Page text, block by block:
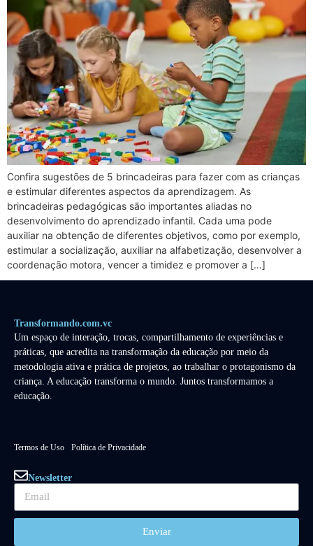
Confira sugestões de 5 brincadeiras para fazer com as crianças
e estimular diferentes aspectos da aprendizagem. As
brincadeiras pedagógicas são importantes aliadas no
desenvolvimento do aprendizado infantil. Cada uma pode
auxiliar na obtenção de diferentes objetivos, como por exemplo,
estimular a socialização, auxiliar na alfabetização, desenvolver a
coordenação motora, vencer a timidez e promover a […]
Transformando.com.vc
Um espaço de interação, trocas, compartilhamento de experiências e
práticas, que acredita na transformação da educação por meio da
metodologia ativa e prática de projetos, ao trabalhar o protagonismo da
criança. A educação transforma o mundo. Juntos transformamos a
educação.
Termos de Uso Política de Privacidade
Newsletter
Enviar